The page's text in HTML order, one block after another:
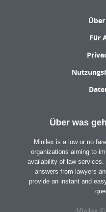
Für
Über was
Minilex is a low or no
organizations aiming to
availability of law services.
answers from lawyers
provide an instant and